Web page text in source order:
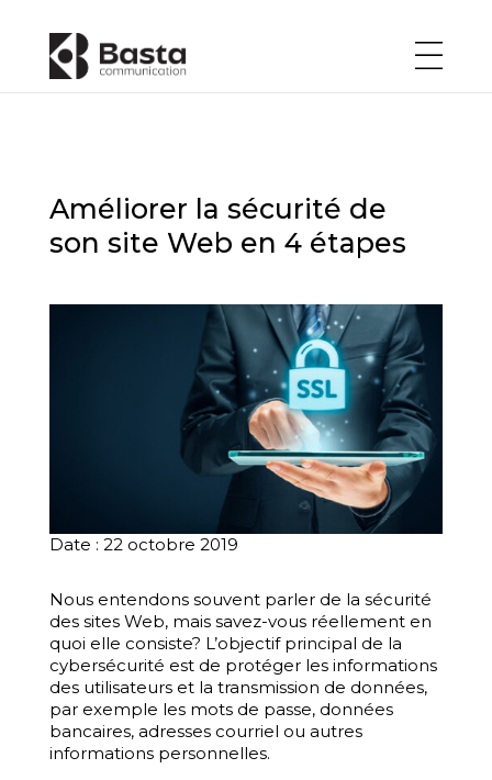
Améliorer la sécurité de
son site Web en 4 étapes
Date : 22 octobre 2019
Nous entendons souvent parler de la sécurité
des sites Web, mais savez-vous réellement en
quoi elle consiste? L’objectif principal de la
cybersécurité est de protéger les informations
des utilisateurs et la transmission de données,
par exemple les mots de passe, données
bancaires, adresses courriel ou autres
informations personnelles.